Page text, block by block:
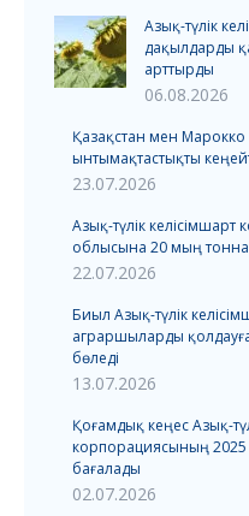
Азық-түлік
дақылдарды
арттырды
06.08.2026
Қазақстан мен Марокко
ынтымақтастықты
23.07.2026
Азық-түлік келісімшарт
облысына 20 мың тонна
22.07.2026
Биыл Азық-түлік
аграршыларды
бөледі
13.07.2026
Қоғамдық кеңес Азық-
корпорациясының
бағалады
02.07.2026